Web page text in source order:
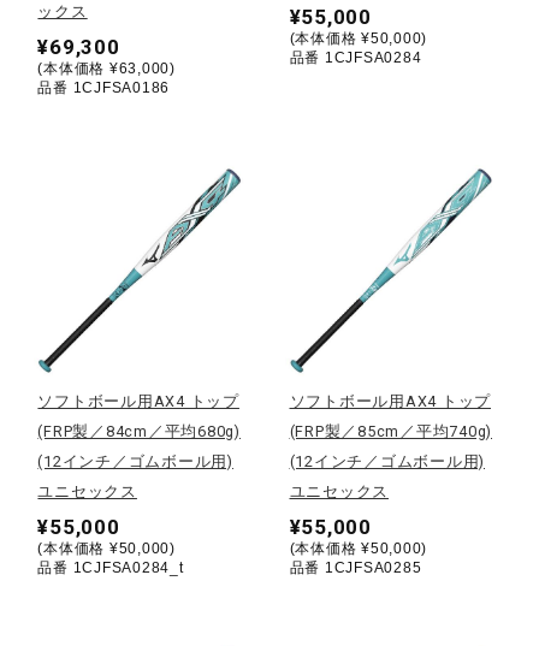
ソフトボール
ウィンタースポーツ
ライフスタイルグッズ
ックス
¥69,300
(本体価格 ¥63,000)
品番 1CJFSA0186
¥55,000
(本体価格 ¥50,000)
品番 1CJFSA0284
ソフトボール用AX4 トップ
(FRP製／84cm／平均680g)
(12インチ／ゴムボール用)
ユニセックス
¥55,000
(本体価格 ¥50,000)
品番 1CJFSA0284_t
ソフトボール用AX4 トップ
(FRP製／85cm／平均740g)
(12インチ／ゴムボール用)
ユニセックス
¥55,000
(本体価格 ¥50,000)
品番 1CJFSA0285